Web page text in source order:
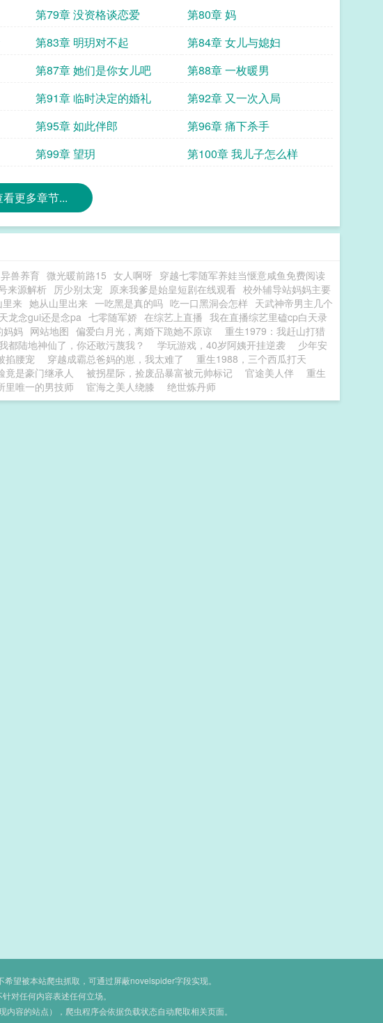
第79章 没资格谈恋爱
第80章 妈
第83章 明玥对不起
第84章 女儿与媳妇
第87章 她们是你女儿吧
第88章 一枚暖男
第91章 临时决定的婚礼
第92章 又一次入局
第95章 如此伴郎
第96章 痛下杀手
第99章 望玥 第100章 我儿子怎么样
看更多章节...
异兽养育 微光暖前路15 女人啊呀 穿越七零随军养娃当惬意咸鱼免费阅读
来源解析 厉少别太宠 原来我爹是始皇短剧在线观看 校外辅导站妈妈主要
来 她从山里出来 一吃黑是真的吗 吃一口黑洞会怎样 天武神帝男主几个
龙念gui还是念pa 七零随军娇 在综艺上直播 我在直播综艺里磕cp白天录
妈妈 网站地图 偏爱白月光，离婚下跪她不原谅
重生1979：我赶山打猎
都陆地神仙了，你还敢污蔑我？ 学玩游戏，40岁阿姨开挂逆袭
少年安
掐腰宠 穿越成霸总爸妈的崽，我太难了
重生1988，三个西瓜打天
竟是豪门继承人 被拐星际，捡废品暴富被元帅标记 官途美人伴
重生
里唯一的男技师 宦海之美人绕膝 绝世炼丹师
望被本站爬虫抓取，可通过屏蔽novelspider字段实现。
对任何内容表述任何立场。
容的站点），爬虫程序会依据负载状态自动爬取相关页面。